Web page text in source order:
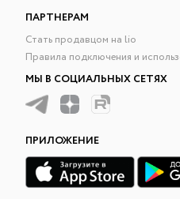
ПАРТНЕРАМ
Стать продавцом на lio
Правила подключения и
МЫ В СОЦИАЛЬНЫХ СЕТЯХ
ПРИЛОЖЕНИЕ